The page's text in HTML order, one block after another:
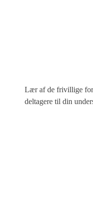
Lær af de frivillige
deltagere til din